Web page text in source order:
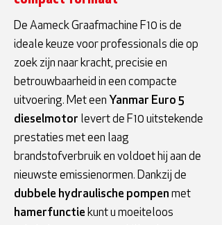
De Aameck Graafmachine F10 is de
ideale keuze voor professionals die op
zoek zijn naar kracht, precisie en
betrouwbaarheid in een compacte
uitvoering. Met een Yanmar Euro 5
dieselmotor levert de F10 uitstekende
prestaties met een laag
brandstofverbruik en voldoet hij aan de
nieuwste emissienormen. Dankzij de
dubbele hydraulische pompen met
hamerfunctie kunt u moeiteloos